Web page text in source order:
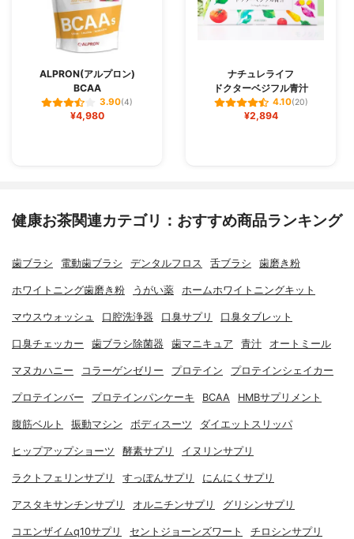
ALPRON(アルプロン)
BCAA
3.90(4)
¥4,980
ナチュレライフ
ドクターベジフル青汁
4.10(20)
¥2,894
健康お茶関連カテゴリ：おすすめ商品ランキング
歯ブラシ 電動歯ブラシ デンタルフロス 舌ブラシ 歯磨き粉
ホワイトニング歯磨き粉 うがい薬 ホームホワイトニングキット
マウスウォッシュ 口腔洗浄器 口臭サプリ 口臭タブレット
口臭チェッカー 歯ブラシ除菌器 歯マニキュア 青汁 オートミール
マヌカハニー コラーゲンゼリー プロテイン プロテインシェイカー
プロテインバー プロテインパンケーキ BCAA HMBサプリメント
腹筋ベルト 振動マシン ボディスーツ ダイエットスリッパ
ヒップアップショーツ 酵素サプリ イヌリンサプリ
ラクトフェリンサプリ すっぽんサプリ にんにくサプリ
アスタキサンチンサプリ オルニチンサプリ グリシンサプリ
コエンザイムq10サプリ セントジョーンズワート チロシンサプリ